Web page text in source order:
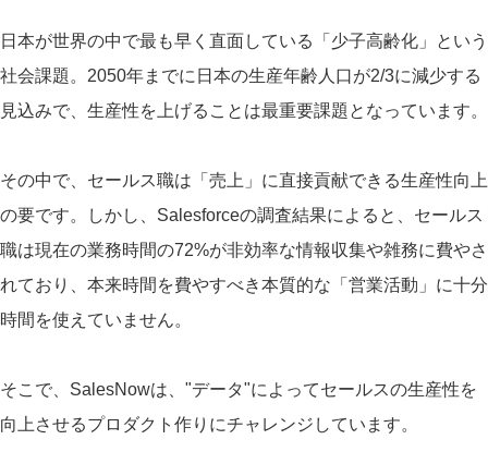
日本が世界の中で最も早く直面している「少子高齢化」という
社会課題。2050年までに日本の生産年齢人口が2/3に減少する
見込みで、生産性を上げることは最重要課題となっています。
その中で、セールス職は「売上」に直接貢献できる生産性向上
の要です。しかし、Salesforceの調査結果によると、セールス
職は現在の業務時間の72%が非効率な情報収集や雑務に費やさ
れており、本来時間を費やすべき本質的な「営業活動」に十分
時間を使えていません。
そこで、SalesNowは、"データ"によってセールスの生産性を
向上させるプロダクト作りにチャレンジしています。